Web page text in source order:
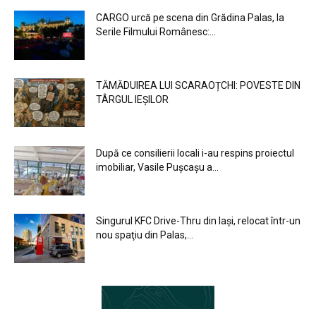
CARGO urcă pe scena din Grădina Palas, la
Serile Filmului Românesc:...
TĂMĂDUIREA LUI SCARAOȚCHI: POVESTE DIN
TÂRGUL IEȘILOR
După ce consilierii locali i-au respins proiectul
imobiliar, Vasile Pușcașu a...
Singurul KFC Drive-Thru din Iași, relocat într-un
nou spaţiu din Palas,...